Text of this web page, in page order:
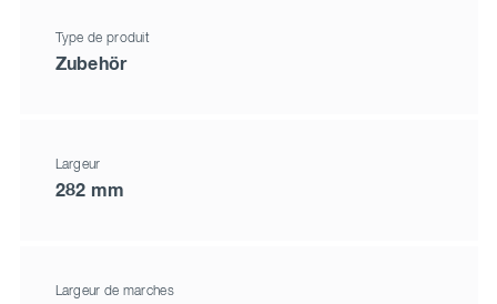
Type de produit
Zubehör
Largeur
282 mm
Largeur de marches